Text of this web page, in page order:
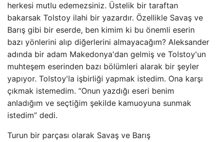
herkesi mutlu edemezsiniz. Üstelik bir taraftan
bakarsak Tolstoy ilahi bir yazardır. Özellikle Savaş ve
Barış gibi bir eserde, ben kimim ki bu önemli eserin
bazı yönlerini alıp diğerlerini almayacağım? Aleksander
adında bir adam Makedonya'dan gelmiş ve Tolstoy'un
muhteşem eserinden bazı bölümleri alarak bir şeyler
yapıyor. Tolstoy'la işbirliği yapmak istedim. Ona karşı
çıkmak istemedim. “Onun yazdığı eseri benim
anladığım ve seçtiğim şekilde kamuoyuna sunmak
istedim” dedi.
Turun bir parçası olarak Savaş ve Barış